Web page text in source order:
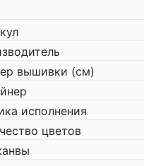
вышивки (см)
исполнения
цветов